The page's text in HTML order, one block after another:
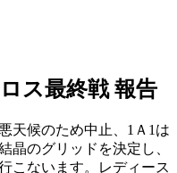
ス最終戦 報告
天候のため中止、1Ａ1は
晶のグリッドを決定し、
こないます。レディース